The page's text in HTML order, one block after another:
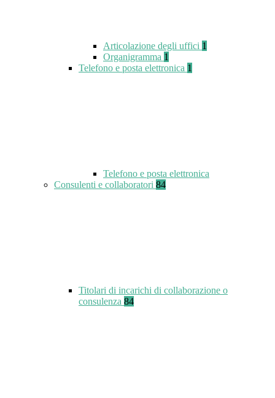
Articolazione degli uffici 1
Organigramma 1
Telefono e posta elettronica 1
Telefono e posta elettronica
Consulenti e collaboratori 84
Titolari di incarichi di collaborazione o
consulenza 84